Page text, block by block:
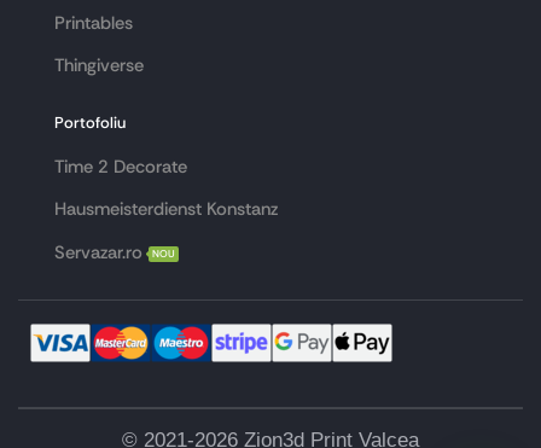
Printables
Thingiverse
Portofoliu
Time 2 Decorate
Hausmeisterdienst Konstanz
Servazar.ro
NOU
© 2021-2026 Zion3d Print Valcea